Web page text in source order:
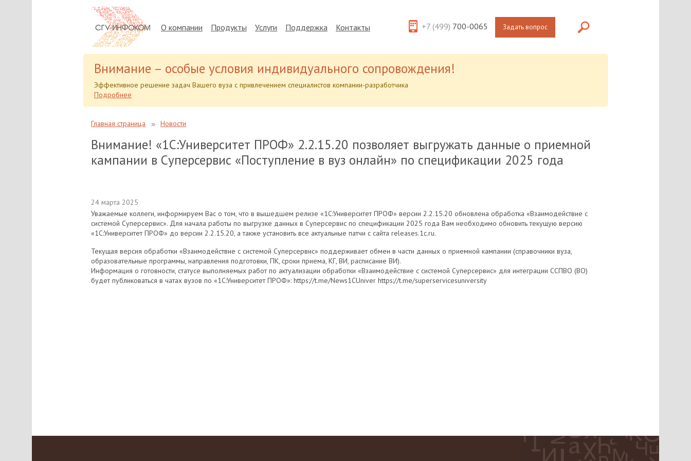
О компании Продукты Услуги Поддержка Контакты +7 (499) 700-0065 Задать вопрос
Внимание – особые условия индивидуального сопровождения!
Эффективное решение задач Вашего вуза с привлечением специалистов компании-разработчика
Подробнее
Главная страница Новости
Внимание! «1С:Университет ПРОФ» 2.2.15.20 позволяет выгружать данные о приемной
кампании в Суперсервис «Поступление в вуз онлайн» по спецификации 2025 года
24 марта 2025
Уважаемые коллеги, информируем Вас о том, что в вышедшем релизе «1С:Университет ПРОФ» версии 2.2.15.20 обновлена обработка «Взаимодействие с
системой Суперсервис». Для начала работы по выгрузке данных в Суперсервис по спецификации 2025 года Вам необходимо обновить текущую версию
«1С:Университет ПРОФ» до версии 2.2.15.20, а также установить все актуальные патчи с сайта releases.1c.ru.
Текущая версия обработки «Взаимодействие с системой Суперсервис» поддерживает обмен в части данных о приемной кампании (справочники вуза,
образовательные программы, направления подготовки, ПК, сроки приема, КГ, ВИ, расписание ВИ).
Информация о готовности, статусе выполняемых работ по актуализации обработки «Взаимодействие с системой Суперсервис» для интеграции ССПВО (ВО)
будет публиковаться в чатах вузов по «1С:Университет ПРОФ»: https://t.me/News1CUniver https://t.me/superservicesuniversity